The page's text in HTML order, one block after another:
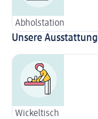
Abholstation
Unsere Ausstattung
Wickeltisch